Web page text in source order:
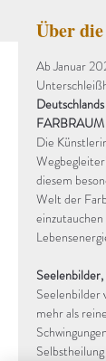
Über
Ab Januar
FARBRAUM
Die
diesem
Welt der
Seelenbilder
mehr als